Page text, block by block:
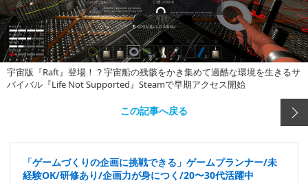
宇宙版『Raft』登場！？宇宙船の残骸をかき集めて過酷な環境を生きるサ
バイバル『Life Not Supported』Steamで早期アクセス開始
この記事へ戻る
「ゲームづくりの企画に挑戦できる」ゲームプランナー/未
経験OK/研修あり/企画力が身につく/20〜30代活躍中